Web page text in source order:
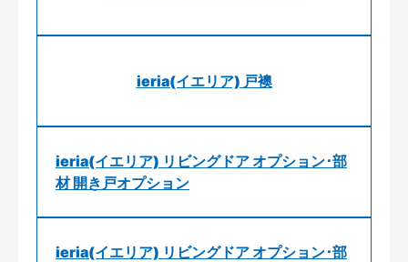
ieria(イエリア) 戸襖
ieria(イエリア) リビングドア オプション･部
材 開き戸オプション
ieria(イエリア) リビングドア オプション･部